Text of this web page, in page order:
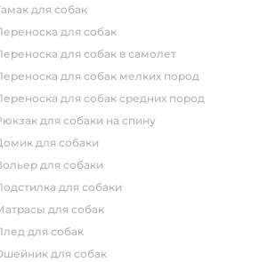
гамак для собак
переноска для собак
переноска для собак в самолет
переноска для собак мелких пород
переноска для собак средних пород
рюкзак для собаки на спину
домик для собаки
вольер для собаки
подстилка для собаки
матрасы для собак
плед для собак
ошейник для собак